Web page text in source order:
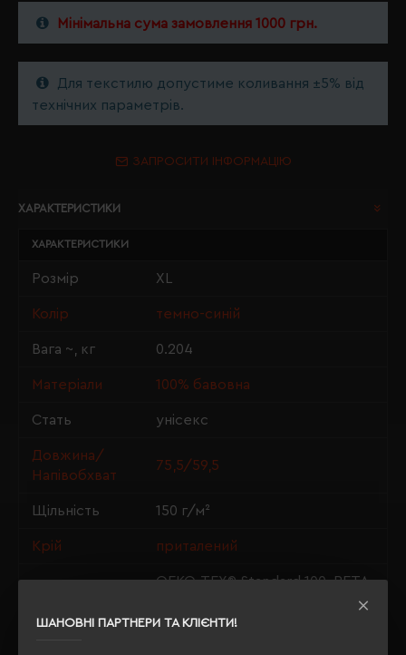
ШАНОВНІ ПАРТНЕРИ ТА КЛІЄНТИ!
Мінімальна сума замовлення 1000 грн.
Для текстилю допустиме коливання ±5% від
технічних параметрів.
ЗАПРОСИТИ ІНФОРМАЦІЮ
ХАРАКТЕРИСТИКИ
ХАРАКТЕРИСТИКИ
Розмір XL
Колір темно-синій
Вага ~, кг 0.204
Матеріали 100% бавовна
Стать унісекс
Довжина/
Напівобхват
75,5/59,5
Щільність 150 г/м²
Крій приталений
OEKO-TEX® Standard 100, PETA-